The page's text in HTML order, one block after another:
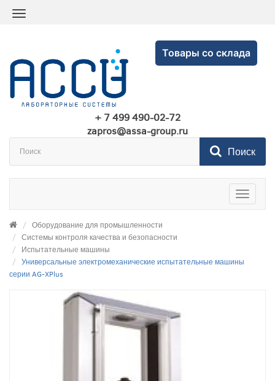
Товары со склада
+ 7 499 490-02-72
zapros@assa-group.ru
Поиск
Toggle
Оборудование для промышленности
Системы контроля качества и безопасности
Испытательные машины
Универсальные электромеханические испытательные машины
серии AG-XPlus